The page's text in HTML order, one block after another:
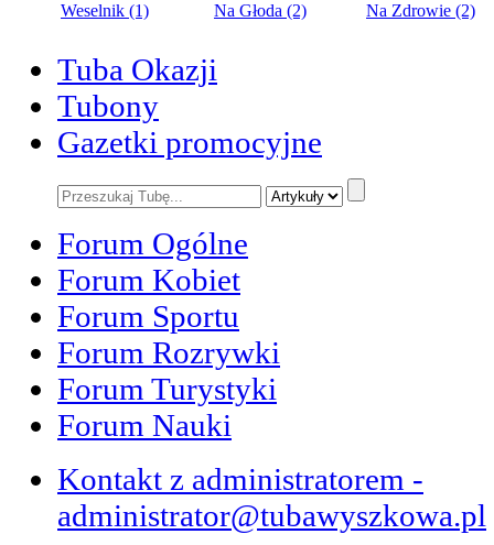
Weselnik (1)
Na Głoda (2) Na Zdrowie (2)
Tuba Okazji
Tubony
Gazetki promocyjne
Forum Ogólne
Forum Kobiet
Forum Sportu
Forum Rozrywki
Forum Turystyki
Forum Nauki
Kontakt z administratorem -
administrator@tubawyszkowa.pl